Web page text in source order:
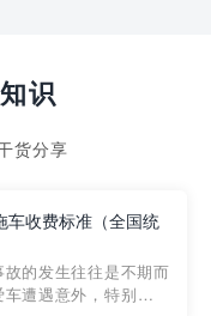
识
货分享
车收费标准（全国统
的发生往往是不期而
遭遇意外，特别是在